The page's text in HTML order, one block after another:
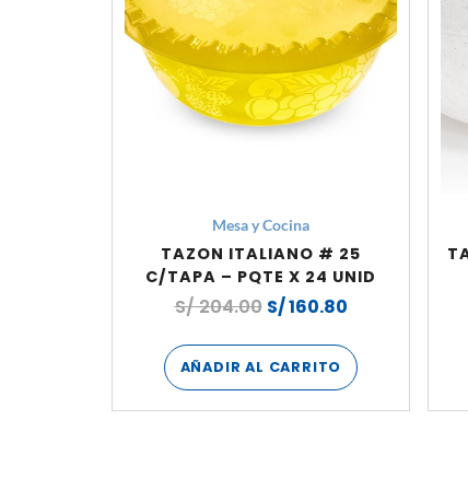
Mesa y Cocina
TAZON ITALIANO # 25
C/TAPA – PQTE X 24 UNID
S/204.00 S/160.80
AÑADIR AL CARRITO